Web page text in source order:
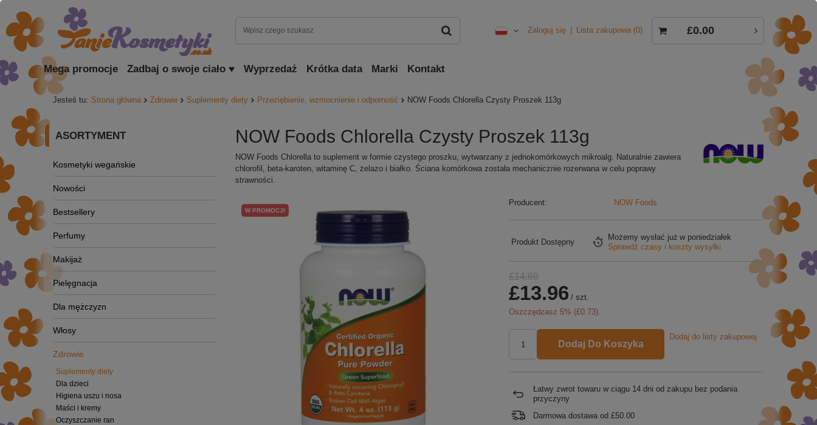
Zaloguj się Lista zakupowa 0 £0.00
Mega promocje Zadbaj o swoje ciało ♥ Wyprzedaż Krótka data Marki Kontakt
Jesteś tu: Strona główna Zdrowie Suplementy diety Przeziębienie, wzmocnienie i odporność NOW Foods Chlorella Czysty Proszek 113g
ASORTYMENT
Kosmetyki wegańskie
Nowości
Bestsellery
Perfumy
Makijaż
Pielęgnacja
Dla mężczyzn
Włosy
Zdrowie
Suplementy diety
Dla dzieci
Higiena uszu i nosa
Maści i kremy
Oczyszczanie ran
NOW Foods Chlorella Czysty Proszek 113g
NOW Foods Chlorella to suplement w formie czystego proszku, wytwarzany z jednokomórkowych mikroalg. Naturalnie zawiera
chlorofil, beta-karoten, witaminę C, żelazo i białko. Ściana komórkowa została mechanicznie rozerwana w celu poprawy
strawności.
W PROMOCJI
Producent: NOW Foods
Produkt Dostępny
Możemy wysłać już w poniedziałek
Sprawdź czasy i koszty wysyłki
£14.69
£13.96 / szt.
Oszczędzasz 5% (£0.73).
Dodaj Do Koszyka
Dodaj do listy zakupowej
Łatwy zwrot towaru w ciągu 14 dni od zakupu bez podania
przyczyny
Darmowa dostawa od £50.00